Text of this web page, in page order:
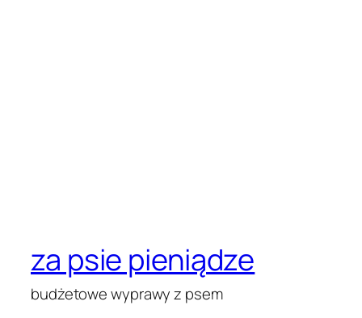
za psie pieniądze
budżetowe wyprawy z psem